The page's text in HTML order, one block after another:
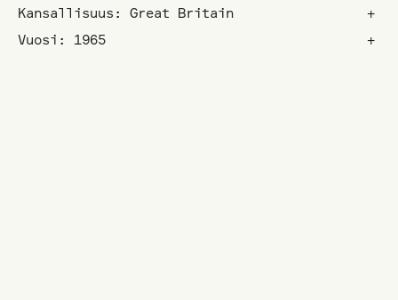
Kansallisuus: Great Britain
+
Vuosi: 1965
+